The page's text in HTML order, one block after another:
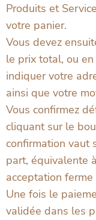
Produits et
votre panier.
Vous devez
le prix total, ou
indiquer votre
ainsi que votre
Vous confirmez
cliquant sur le
confirmation vaut
part, équivalente
acceptation
Une fois le
validée dans les